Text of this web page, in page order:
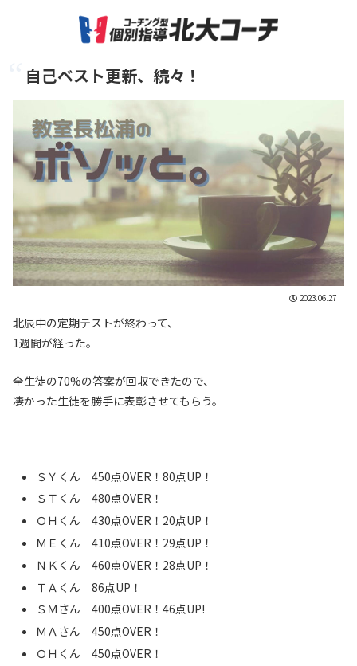
自己ベスト更新、続々！
2023.06.27
北辰中の定期テストが終わって、
1週間が経った。
全生徒の70%の答案が回収できたので、
凄かった生徒を勝手に表彰させてもらう。
ＳＹくん 450点OVER！80点UP！
ＳＴくん 480点OVER！
ＯＨくん 430点OVER！20点UP！
ＭＥくん 410点OVER！29点UP！
ＮＫくん 460点OVER！28点UP！
ＴＡくん 86点UP！
ＳＭさん 400点OVER！46点UP!
ＭＡさん 450点OVER！
ＯＨくん 450点OVER！